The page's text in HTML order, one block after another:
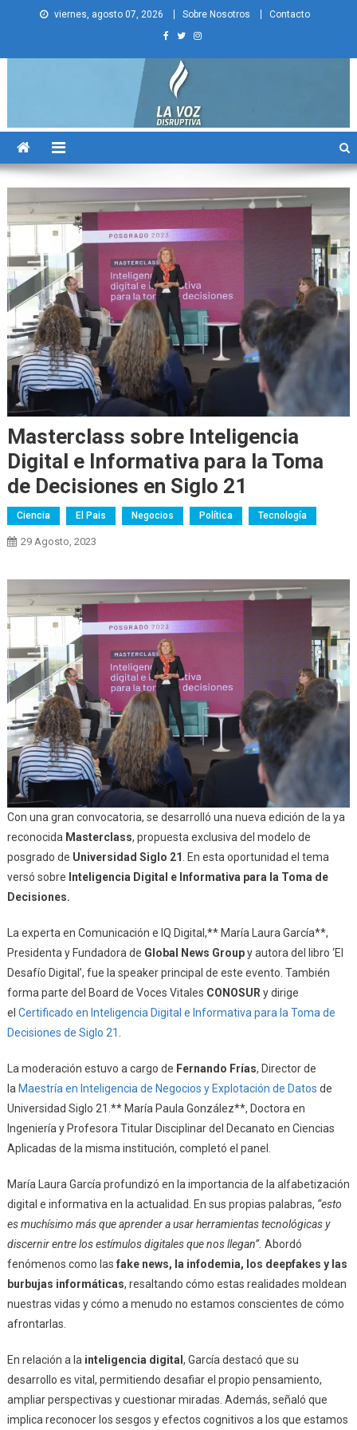
viernes, agosto 07, 2026 Sobre Nosotros Contacto
La Voz Disruptiva
Masterclass sobre Inteligencia
Digital e Informativa para la Toma
de Decisiones en Siglo 21
Ciencia El Pais Negocios Política Tecnología
29 Agosto, 2023
Con una gran convocatoria, se desarrolló una nueva edición de la ya
reconocida Masterclass, propuesta exclusiva del modelo de
posgrado de Universidad Siglo 21 . En esta oportunidad el tema
versó sobre Inteligencia Digital e Informativa para la Toma de
Decisiones.
La experta en Comunicación e IQ Digital,** María Laura García**,
Presidenta y Fundadora de Global News Groupy autora del libro ‘El
Desafío Digital’, fue la speaker principal de este evento. También
forma parte del Board de Voces Vitales CONOSURy dirige
el Certificado en Inteligencia Digital e Informativa para la Toma de
Decisiones de Siglo 21 .
La moderación estuvo a cargo de Fernando Frías, Director de
la Maestría en Inteligencia de Negocios y Explotación de Datos de
Universidad Siglo 21.** María Paula González**, Doctora en
Ingeniería y Profesora Titular Disciplinar del Decanato en Ciencias
Aplicadas de la misma institución, completó el panel.
María Laura García profundizó en la importancia de la alfabetización
digital e informativa en la actualidad. En sus propias palabras, “esto
es muchísimo más que aprender a usar herramientas tecnológicas y
discernir entre los estímulos digitales que nos llegan”. Abordó
fenómenos como las fake news, la infodemia, los deepfakes y las
burbujas informáticas, resaltando cómo estas realidades moldean
nuestras vidas y cómo a menudo no estamos conscientes de cómo
afrontarlas.
En relación a la inteligencia digital , García destacó que su
desarrollo es vital, permitiendo desafiar el propio pensamiento,
ampliar perspectivas y cuestionar miradas. Además, señaló que
implica reconocer los sesgos y efectos cognitivos a los que estamos